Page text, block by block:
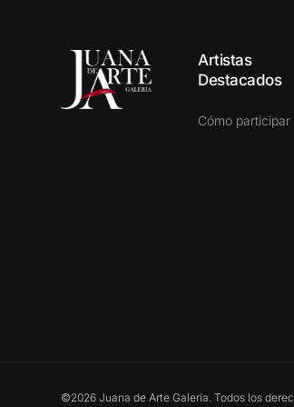
Artistas
Destacados
Cómo participar
©2026 Juana de Arte Galería. Todos los